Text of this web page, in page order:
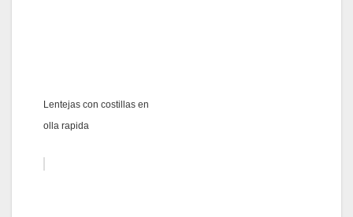
Lentejas con costillas en
olla rapida